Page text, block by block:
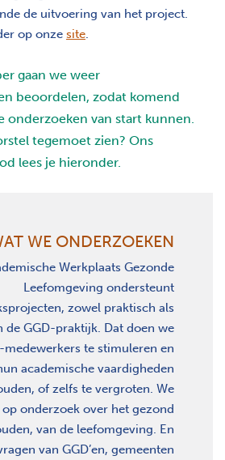
de uitvoering van het project.
op onze site.
gaan we weer
beoordelen, zodat komend
onderzoeken van start kunnen.
tegemoet zien? Ons
lees je hieronder.
WE ONDERZOEKEN
Werkplaats Gezonde
Leefomgeving ondersteunt
zowel praktisch als
de GGD-praktijk. Dat doen we
medewerkers te stimuleren en
academische vaardigheden
of zelfs te vergroten. We
onderzoek over het gezond
van de leefomgeving. En
van GGD’en, gemeenten